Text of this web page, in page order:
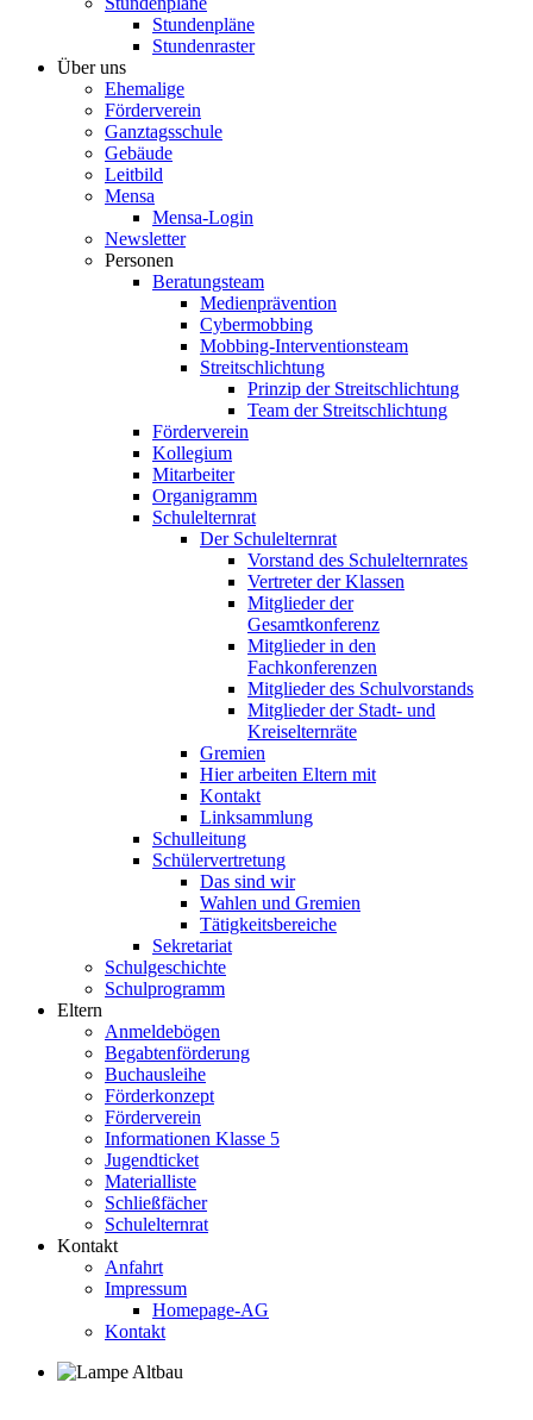
Stundenpläne
Stundenraster
Über uns
Ehemalige
Förderverein
Ganztagsschule
Gebäude
Leitbild
Mensa
Mensa-Login
Newsletter
Personen
Beratungsteam
Medienprävention
Cybermobbing
Mobbing-Interventionsteam
Streitschlichtung
Prinzip der Streitschlichtung
Team der Streitschlichtung
Förderverein
Kollegium
Mitarbeiter
Organigramm
Schulelternrat
Der Schulelternrat
Vorstand des Schulelternrates
Vertreter der Klassen
Mitglieder der
Gesamtkonferenz
Mitglieder in den
Fachkonferenzen
Mitglieder des Schulvorstands
Mitglieder der Stadt- und
Kreiselternräte
Gremien
Hier arbeiten Eltern mit
Kontakt
Linksammlung
Schulleitung
Schülervertretung
Das sind wir
Wahlen und Gremien
Tätigkeitsbereiche
Sekretariat
Schulgeschichte
Schulprogramm
Eltern
Anmeldebögen
Begabtenförderung
Buchausleihe
Förderkonzept
Förderverein
Informationen Klasse 5
Jugendticket
Materialliste
Schließfächer
Schulelternrat
Kontakt
Anfahrt
Impressum
Homepage-AG
Kontakt